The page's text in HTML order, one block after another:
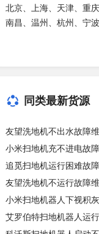
北京、上海、天津、重
南昌、温州、杭州、宁
同类最新货源
友望洗地机不出水故障
小米扫地机充不进电故
追觅扫地机运行困难故
友望洗地机不运行故障
小米扫地机器人下视积
艾罗伯特扫地机器人运